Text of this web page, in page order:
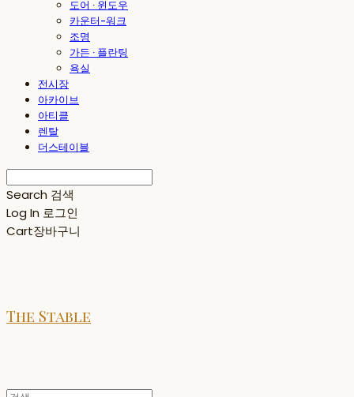
도어 · 윈도우
카운터-워크
조명
가든 · 플란팅
욕실
전시장
아카이브
아티클
렌탈
더스테이블
Search 검색
Log In 로그인
Cart장바구니
The Stable